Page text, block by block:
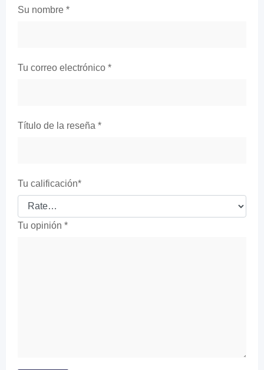
Su nombre *
Tu correo electrónico *
Título de la reseña *
Tu calificación*
Tu opinión *